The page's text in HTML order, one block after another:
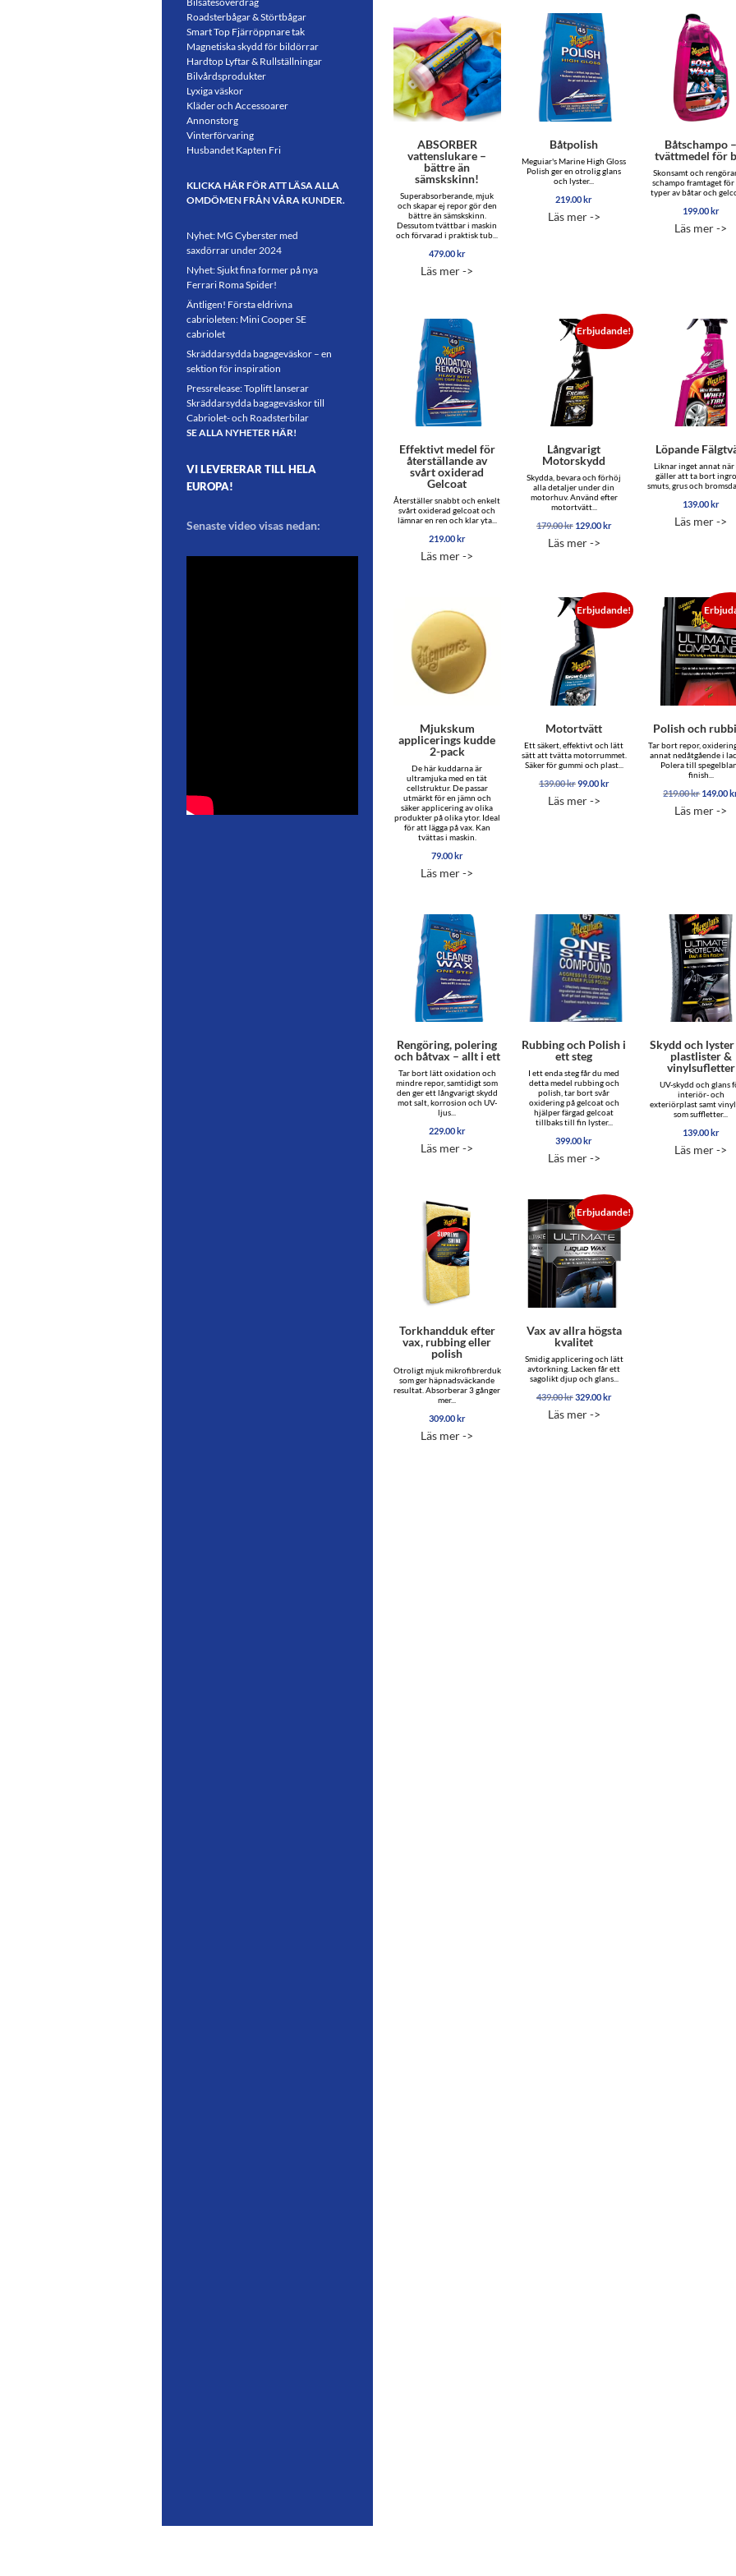
ABSORBER
vattenslukare –
bättre än
sämskskinn!
Superabsorberande, mjuk
och skapar ej repor gör den
bättre än sämskskinn.
Dessutom tvättbar i maskin
och förvarad i praktisk tub...
479.00kr
Läs mer ->
Båtpolish
Meguiar's Marine High Gloss
Polish ger en otrolig glans
och lyster...
219.00kr
Läs mer ->
Båtschampo –
tvättmedel för
Skonsamt och
schampo framtaget för
typer av båtar och
199.00kr
Läs mer ->
Effektivt medel för
återställande av
svårt oxiderad
Gelcoat
Återställer snabbt och enkelt
svårt oxiderad gelcoat och
lämnar en ren och klar yta...
219.00 kr
Läs mer ->
Erbjudande!
Långvarigt
Motorskydd
Skydda, bevara och förhöj
alla detaljer under din
motorhuv. Använd efter
motortvätt...
179.00kr Det
priset
129.00 krDet
Läs mer ->
Löpande
Liknar inget annat när
gäller att ta bort
smuts, grus och
139.00 kr
Läs mer ->
Mjukskum
applicerings kudde
2-pack
De här kuddarna är
ultramjuka med en tät
cellstruktur. De passar
utmärkt för en jämn och
säker applicering av olika
produkter på olika ytor. Ideal
för att lägga på vax. Kan
tvättas i maskin.
79.00kr
Läs mer ->
Erbjudande!
Motortvätt
Ett säkert, effektivt och lätt
sätt att tvätta motorrummet.
Säker för gummi och plast...
139.00krDet
priset
99.00krDet
Läs mer ->
Polish och
Tar bort repor,
annat nedåtgående i
Polera till
finish...
219.00kr Det
priset
149.00
Läs mer ->
Rengöring, polering
och båtvax – allt i ett
Tar bort lätt oxidation och
mindre repor, samtidigt som
den ger ett långvarigt skydd
mot salt, korrosion och UV-
ljus...
229.00 kr
Läs mer ->
Rubbing och Polish i
ett steg
I ett enda steg får du med
detta medel rubbing och
polish, tar bort svår
oxidering på gelcoat och
hjälper färgad gelcoat
tillbaks till fin lyster...
399.00 kr
Läs mer ->
Skydd och
plastlister &
vinylsufletter
UV-skydd och glans
interiör- och
exteriörplast samt
som suffletter...
139.00 kr
Läs mer ->
Torkhandduk efter
vax, rubbing eller
polish
Otroligt mjuk mikrofibrerduk
som ger häpnadsväckande
resultat. Absorberar 3 gånger
mer...
309.00kr
Läs mer ->
Erbjudande!
Vax av allra högsta
kvalitet
Smidig applicering och lätt
avtorkning. Lacken får ett
sagolikt djup och glans...
439.00krDet
priset
329.00krDet
Läs mer ->
Roadsterbågar & Störtbågar
Smart Top Fjärröppnare tak
Magnetiska skydd för bildörrar
Hardtop Lyftar & Rullställningar
Bilvårdsprodukter
Lyxiga väskor
Kläder och Accessoarer
Annonstorg
Vinterförvaring
Husbandet Kapten Fri
KLICKA HÄR FÖR ATT LÄSA ALLA
OMDÖMEN FRÅN VÅRA KUNDER.
Nyhet: MG Cyberster med
saxdörrar under 2024
Nyhet: Sjukt fina former på nya
Ferrari Roma Spider!
Äntligen! Första eldrivna
cabrioleten: Mini Cooper SE
cabriolet
Skräddarsydda bagageväskor – en
sektion för inspiration
Pressrelease: Toplift lanserar
Skräddarsydda bagageväskor till
Cabriolet- och Roadsterbilar
SE ALLA NYHETER HÄR!
VI LEVERERAR TILL HELA
EUROPA!
Senaste video visas nedan: